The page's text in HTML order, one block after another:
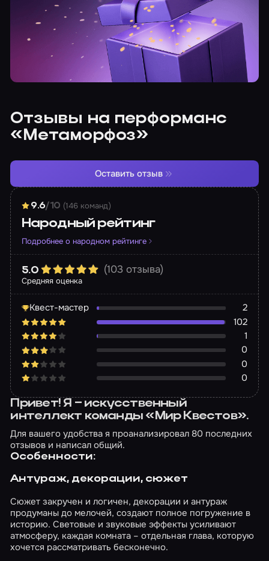
Отзывы на перформанс
«Метаморфоз»
9.6/10 (146 команд)
Народный рейтинг
Подробнее о народном рейтинге
Средняя оценка
5.0 (103 отзыва)
Квест-мастер
2
102
1
0
0
0
Оставить отзыв
Привет! Я – искусственный
интеллект команды «Мир Квестов».
Для вашего удобства я проанализировал 80 последних
отзывов и написал общий.
Особенности:
Антураж, декорации, сюжет
Сюжет закручен и логичен, декорации и антураж
продуманы до мелочей, создают полное погружение в
историю. Световые и звуковые эффекты усиливают
атмосферу, каждая комната – отдельная глава, которую
хочется рассматривать бесконечно.